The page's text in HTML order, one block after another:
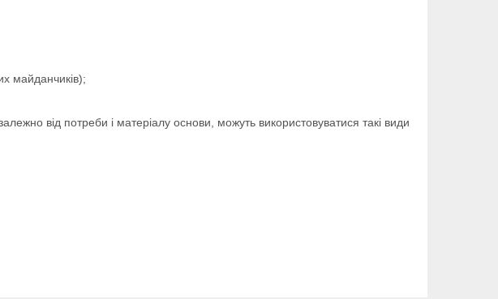
майданчиків);
від потреби і матеріалу основи, можуть використовуватися такі види